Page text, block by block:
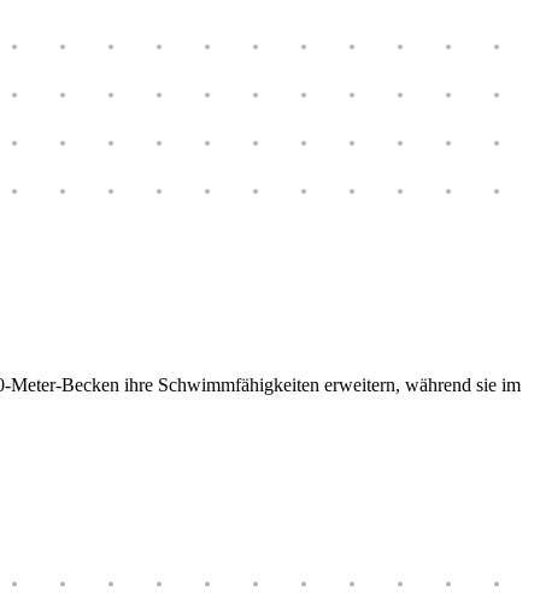
Becken ihre Schwimmfähigkeiten erweitern, während sie im